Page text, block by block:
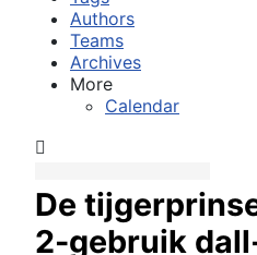
Authors
Teams
Archives
More
Calendar
De
2-gebruik